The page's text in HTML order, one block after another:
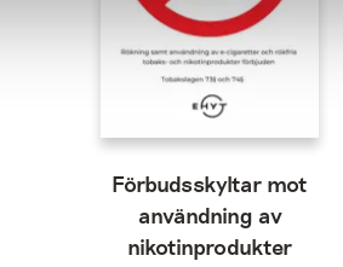
Förbudsskyltar mot
användning av
nikotinprodukter